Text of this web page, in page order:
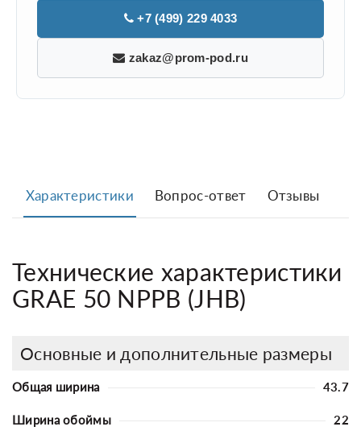
+7 (499) 229 4033
zakaz@prom-pod.ru
Характеристики Вопрос-ответ Отзывы
Технические характеристики
GRAE 50 NPPB (JHB)
Основные и дополнительные размеры
Общая ширина 43.7
Ширина обоймы 22